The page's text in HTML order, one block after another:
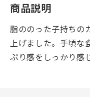
商品説明
脂ののった子持ちの
上げました。手頃な
ぷり感をしっかり感